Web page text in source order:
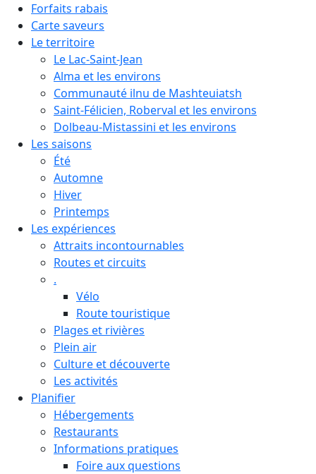
Forfaits rabais
Carte saveurs
Le territoire
Le Lac-Saint-Jean
Alma et les environs
Communauté ilnu de Mashteuiatsh
Saint-Félicien, Roberval et les environs
Dolbeau-Mistassini et les environs
Les saisons
Été
Automne
Hiver
Printemps
Les expériences
Attraits incontournables
Routes et circuits
.
Vélo
Route touristique
Plages et rivières
Plein air
Culture et découverte
Les activités
Planifier
Hébergements
Restaurants
Informations pratiques
Foire aux questions